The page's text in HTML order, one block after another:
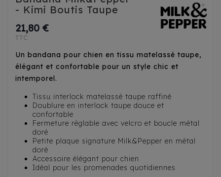
- Kimi Boutis Taupe
21,80 €
TTC
Un bandana pour chien en tissu matelassé taupe,
élégant et confortable pour un style chic et
intemporel.
Tissu interlock matelassé taupe raffiné
Doublure en interlock taupe douce et
confortable
Fermeture réglable avec velcro et boucle métal
doré
Petite plaque signature Milk&Pepper en métal
doré
Accessoire élégant pour chien
Idéal pour les promenades quotidiennes